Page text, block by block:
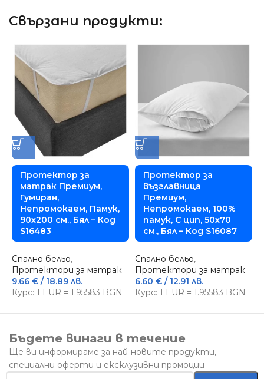
Свързани продукти:
Протектор за
матрак Премиум,
Гумиран,
Непромокаем, Памук,
90х200 см., Бял – Код
S16483
Спално бельо,
Протектори за матрак
9.66 € / 18.89 лв.
Курс: 1 EUR = 1.95583 BGN
Протектор за
възглавница
Премиум,
Непромокаем, 100%
памук, С цип, 50х70
см., Бял – Код S16087
Спално бельо,
Протектори за матрак
6.60 €/ 12.91 лв.
Курс: 1 EUR = 1.95583 BGN
Бъдете винаги в течение
Ще ви информираме за най-новите продукти,
специални оферти и ексклузивни промоции